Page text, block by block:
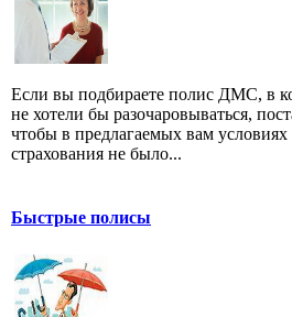
Если вы подбираете полис ДМС, в
не хотели бы разочаровываться,
чтобы в предлагаемых вам условиях
страхования не было...
Быстрые полисы